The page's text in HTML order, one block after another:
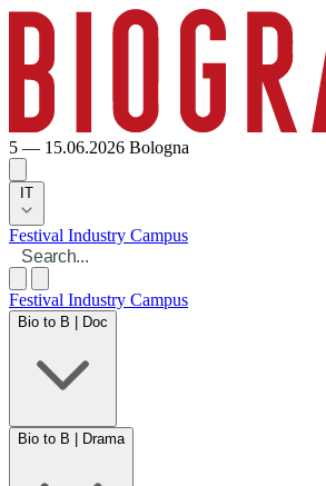
5 — 15.06.2026 Bologna
IT
Festival Industry Campus
Festival Industry Campus
Bio to B | Doc
Bio to B | Drama